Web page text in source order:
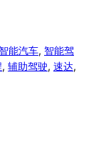
能汽车, 智能驾
, 辅助驾驶, 速达